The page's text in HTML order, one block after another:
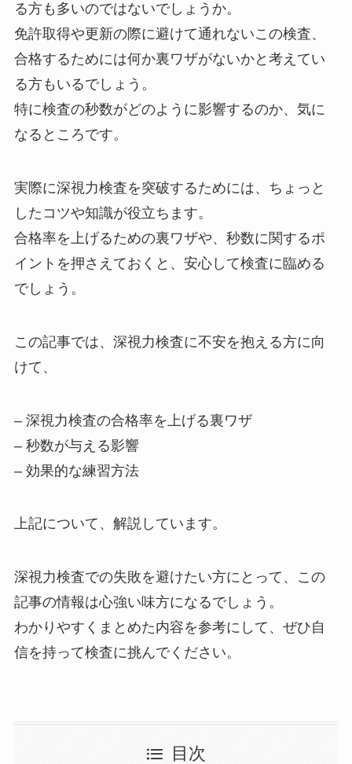
る方も多いのではないでしょうか。
免許取得や更新の際に避けて通れないこの検査、
合格するためには何か裏ワザがないかと考えてい
る方もいるでしょう。
特に検査の秒数がどのように影響するのか、気に
なるところです。
実際に深視力検査を突破するためには、ちょっと
したコツや知識が役立ちます。
合格率を上げるための裏ワザや、秒数に関するポ
イントを押さえておくと、安心して検査に臨める
でしょう。
この記事では、深視力検査に不安を抱える方に向
けて、
– 深視力検査の合格率を上げる裏ワザ
– 秒数が与える影響
– 効果的な練習方法
上記について、解説しています。
深視力検査での失敗を避けたい方にとって、この
記事の情報は心強い味方になるでしょう。
わかりやすくまとめた内容を参考にして、ぜひ自
信を持って検査に挑んでください。
目次